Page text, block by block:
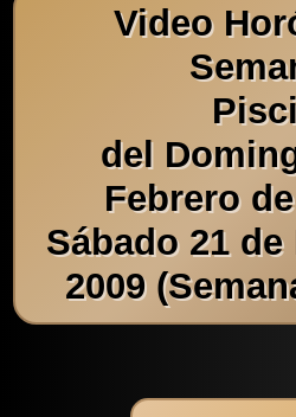
Video
del
Febrero
Sábado 21
2009